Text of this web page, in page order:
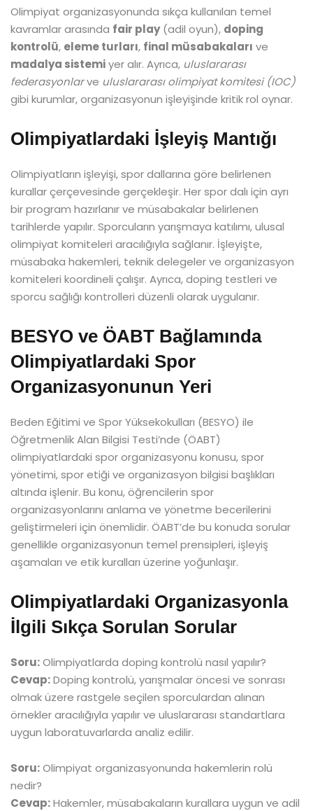
Olimpiyat organizasyonunda sıkça kullanılan temel
kavramlar arasında fair play(adil oyun), doping
kontrolü, eleme turları, final müsabakaları ve
madalya sistemiyer alır. Ayrıca, uluslararası
federasyonlarve uluslararası olimpiyat komitesi (IOC)
gibi kurumlar, organizasyonun işleyişinde kritik rol oynar.
Olimpiyatlardaki İşleyiş Mantığı
Olimpiyatların işleyişi, spor dallarına göre belirlenen
kurallar çerçevesinde gerçekleşir. Her spor dalı için ayrı
bir program hazırlanır ve müsabakalar belirlenen
tarihlerde yapılır. Sporcuların yarışmaya katılımı, ulusal
olimpiyat komiteleri aracılığıyla sağlanır. İşleyişte,
müsabaka hakemleri, teknik delegeler ve organizasyon
komiteleri koordineli çalışır. Ayrıca, doping testleri ve
sporcu sağlığı kontrolleri düzenli olarak uygulanır.
BESYO ve ÖABT Bağlamında
Olimpiyatlardaki Spor
Organizasyonunun Yeri
Beden Eğitimi ve Spor Yüksekokulları (BESYO) ile
Öğretmenlik Alan Bilgisi Testi’nde (ÖABT)
olimpiyatlardaki spor organizasyonu konusu, spor
yönetimi, spor etiği ve organizasyon bilgisi başlıkları
altında işlenir. Bu konu, öğrencilerin spor
organizasyonlarını anlama ve yönetme becerilerini
geliştirmeleri için önemlidir. ÖABT’de bu konuda sorular
genellikle organizasyonun temel prensipleri, işleyiş
aşamaları ve etik kuralları üzerine yoğunlaşır.
Olimpiyatlardaki Organizasyonla
İlgili Sıkça Sorulan Sorular
Soru:Olimpiyatlarda doping kontrolü nasıl yapılır?
Cevap:Doping kontrolü, yarışmalar öncesi ve sonrası
olmak üzere rastgele seçilen sporculardan alınan
örnekler aracılığıyla yapılır ve uluslararası standartlara
uygun laboratuvarlarda analiz edilir.
Soru:Olimpiyat organizasyonunda hakemlerin rolü
nedir?
Cevap:Hakemler, müsabakaların kurallara uygun ve adil